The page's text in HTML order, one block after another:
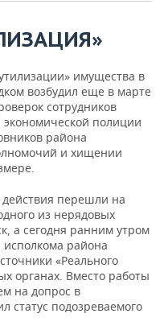
имущества в
возбудил еще в марте
сотрудников
экономической полиции
района
и хищении
перешли на
из нерядовых
а сегодня ранним утром
исполкома района
«Реального
органах. Вместо работы
на допрос в
статус подозреваемого